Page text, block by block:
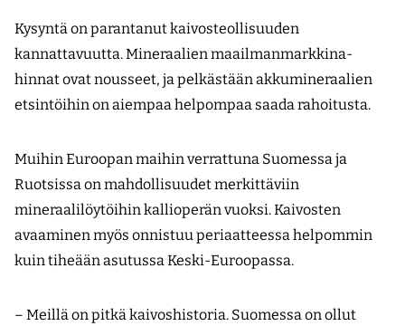
Kysyntä on parantanut kaivosteollisuuden
kannattavuutta. Mineraalien maailmanmarkkina­
hinnat ovat nousseet, ja pelkästään akkumineraalien
etsintöihin on aiempaa helpompaa saada rahoitusta.
Muihin Euroopan maihin verrattuna Suomessa ja
Ruotsissa on mahdollisuudet merkittäviin
mineraalilöytöihin kallioperän vuoksi. Kaivosten
avaaminen myös onnistuu periaatteessa helpommin
kuin tiheään asutussa Keski-Euroopassa.
– Meillä on pitkä kaivoshistoria. Suomessa on ollut